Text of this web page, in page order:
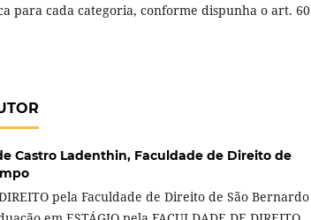
para cada categoria, conforme dispunha o art. 60
Castro Ladenthin, Faculdade de Direito de
pela Faculdade de Direito de São Bernardo